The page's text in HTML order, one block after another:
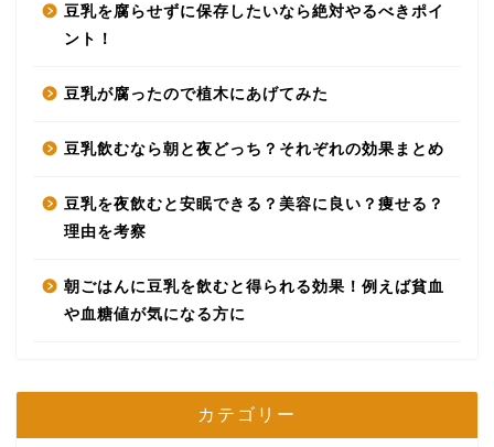
豆乳を腐らせずに保存したいなら絶対やるべきポイ
ント！
豆乳が腐ったので植木にあげてみた
豆乳飲むなら朝と夜どっち？それぞれの効果まとめ
豆乳を夜飲むと安眠できる？美容に良い？痩せる？
理由を考察
朝ごはんに豆乳を飲むと得られる効果！例えば貧血
や血糖値が気になる方に
カテゴリー